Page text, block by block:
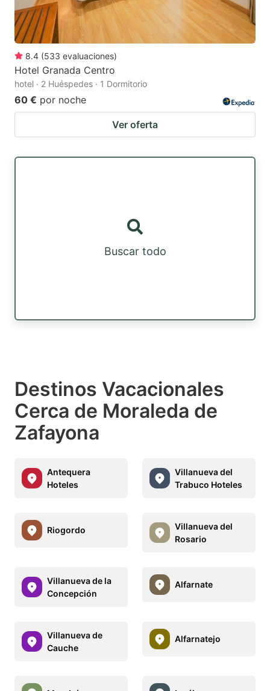
8.4 (533 evaluaciones)
Hotel Granada Centro
hotel · 2 Huéspedes · 1 Dormitorio
60 € por noche
Ver oferta
Buscar todo
Destinos Vacacionales
Cerca de Moraleda de
Zafayona
Antequera
Hoteles
Villanueva del
Trabuco Hoteles
Riogordo
Villanueva del
Rosario
Villanueva de la
Concepción
Alfarnate
Villanueva de
Cauche
Alfarnatejo